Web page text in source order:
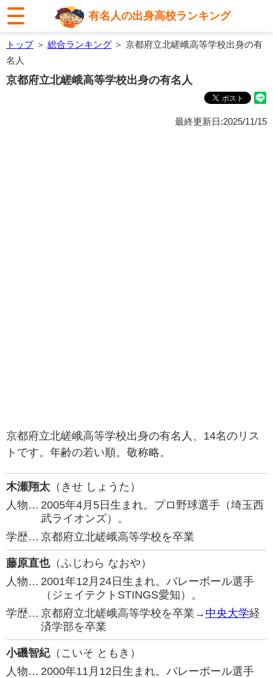
有名人の出身高校ランキング
トップ＞ 総合ランキング ＞ 京都府立北嵯峨高等学校出身の有
名人
京都府立北嵯峨高等学校出身の有名人
最終更新日:2025/11/15
京都府立北嵯峨高等学校出身の有名人、14名のリス
トです。年齢の若い順。敬称略。
木瀬翔太 （きせ しょうた）
人物… 2005年4月5日生まれ。プロ野球選手（埼玉西
武ライオンズ）。
学歴… 京都府立北嵯峨高等学校を卒業
藤原直也（ふじわら なおや）
人物… 2001年12月24日生まれ。バレーボール選手
（ジェイテクトSTINGS愛知）。
学歴… 京都府立北嵯峨高等学校を卒業→ 中央大学経
済学部を卒業
小磯智紀（こいそ ともき）
人物… 2000年11月12日生まれ。バレーボール選手